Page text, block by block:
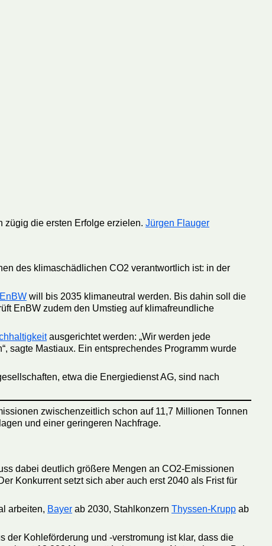
zügig die ersten Erfolge erzielen. Jürgen Flauger
des klimaschädlichen CO2 verantwortlich ist: in der
EnBW will bis 2035 klimaneutral werden. Bis dahin soll die
EnBW zudem den Umstieg auf klimafreundliche
ausgerichtet werden: „Wir werden jede
sagte Mastiaux. Ein entsprechendes Programm wurde
etwa die Energiedienst AG, sind nach
zwischenzeitlich schon auf 11,7 Millionen Tonnen
und einer geringeren Nachfrage.
dabei deutlich größere Mengen an CO2-Emissionen
Konkurrent setzt sich aber auch erst 2040 als Frist für
arbeiten, Bayer ab 2030, Stahlkonzern Thyssen-Krupp ab
Kohleförderung und -verstromung ist klar, dass die